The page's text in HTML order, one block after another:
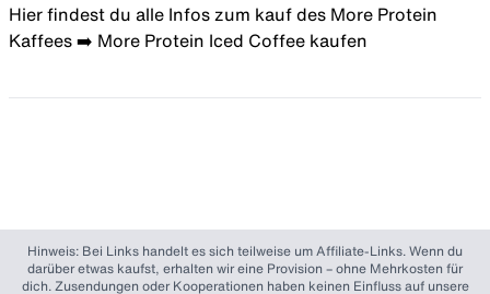
Hier findest du alle Infos zum kauf des More Protein
Kaffees ➡️ More Protein Iced Coffee kaufen
Hinweis: Bei Links handelt es sich teilweise um Affiliate-Links. Wenn du
darüber etwas kaufst, erhalten wir eine Provision – ohne Mehrkosten für
dich. Zusendungen oder Kooperationen haben keinen Einfluss auf unsere